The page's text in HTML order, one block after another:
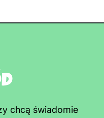
chcą świadomie